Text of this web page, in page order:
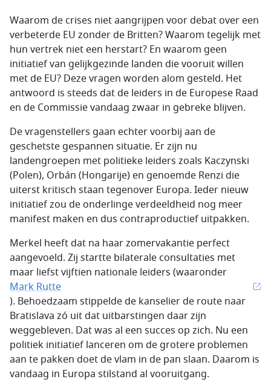
Waarom de crises niet aangrijpen voor debat over een
verbeterde EU zonder de Britten? Waarom tegelijk met
hun vertrek niet een herstart? En waarom geen
initiatief van gelijkgezinde landen die vooruit willen
met de EU? Deze vragen worden alom gesteld. Het
antwoord is steeds dat de leiders in de Europese Raad
en de Commissie vandaag zwaar in gebreke blijven.
De vragenstellers gaan echter voorbij aan de
geschetste gespannen situatie. Er zijn nu
landengroepen met politieke leiders zoals Kaczynski
(Polen), Orbán (Hongarije) en genoemde Renzi die
uiterst kritisch staan tegenover Europa. Ieder nieuw
initiatief zou de onderlinge verdeeldheid nog meer
manifest maken en dus contraproductief uitpakken.
Merkel heeft dat na haar zomervakantie perfect
aangevoeld. Zij startte bilaterale consultaties met
maar liefst vijftien nationale leiders (waaronder
Mark Rutte
). Behoedzaam stippelde de kanselier de route naar
Bratislava zó uit dat uitbarstingen daar zijn
weggebleven. Dat was al een succes op zich. Nu een
politiek initiatief lanceren om de grotere problemen
aan te pakken doet de vlam in de pan slaan. Daarom is
vandaag in Europa stilstand al vooruitgang.